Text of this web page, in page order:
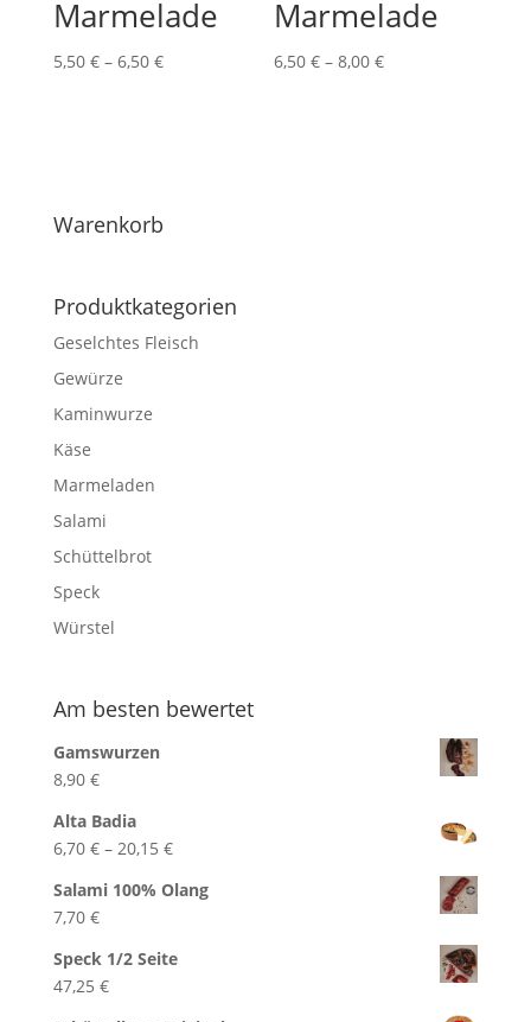
Marmelade
5,50 € – 6,50 €Preisspanne:
Marmelade
6,50€ –8,00€Preisspanne:
Warenkorb
Produktkategorien
Geselchtes Fleisch
Gewürze
Kaminwurze
Käse
Marmeladen
Salami
Schüttelbrot
Speck
Würstel
Am besten bewertet
Gamswurzen
8,90 €
Alta Badia
6,70 € – 20,15 €Preisspanne:
bis
Salami 100% Olang
7,70 €
Speck 1/2 Seite
47,25 €